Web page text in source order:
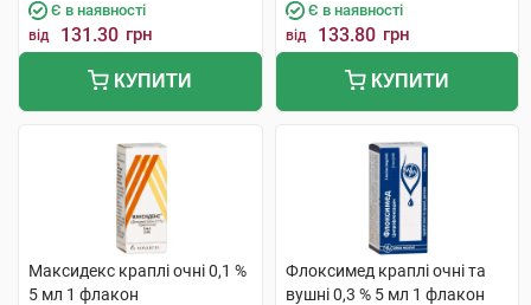
Є в наявності
від 131.30 грн
КУПИТИ
Є в наявності
від 133.80 грн
КУПИТИ
Максидекс краплі очні 0,1 %
5 мл 1 флакон
Флоксимед краплі очні та
вушні 0,3 % 5 мл 1 флакон